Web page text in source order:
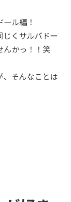
ル編！
くサルバドー
んかっ！！笑
、そんなことは